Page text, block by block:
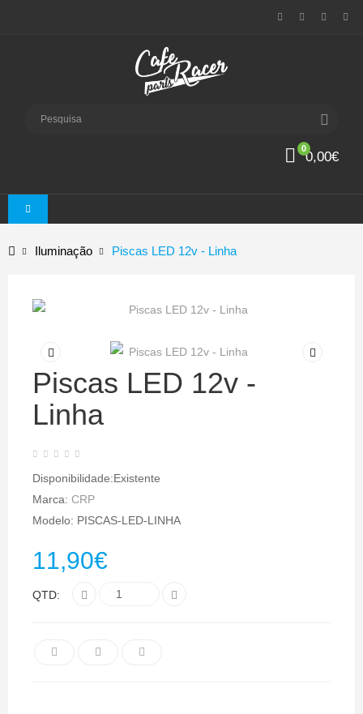
0
0,00€
Iluminação Piscas LED 12v - Linha
Piscas LED 12v -
Linha
Disponibilidade:Existente
Marca: CRP
Modelo: PISCAS-LED-LINHA
11,90€
QTD: